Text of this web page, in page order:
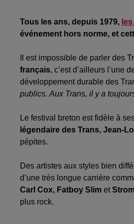
Tous les ans, depuis 1979,
événement hors norme, et
Il est impossible de parler des
français, c’est d’ailleurs l’une
développement durable des
publics. Aux Trans, il y a
Le festival breton est fidèle à
légendaire des Trans, Jean-
pépites.
Des artistes aux styles bien
d’une très longue carrière
Carl Cox, Fatboy Slim et
plus rock.